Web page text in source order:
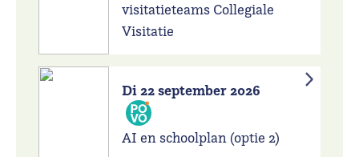
visitatieteams Collegiale
Visitatie
Di 22 september 2026
AI en schoolplan (optie 2)